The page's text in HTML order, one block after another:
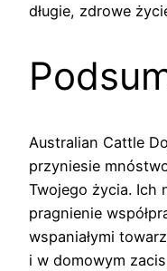
długie, zdrowe
Australian Cattle
przyniesie
Twojego życia. Ich
pragnienie
wspaniałymi
i w domowym